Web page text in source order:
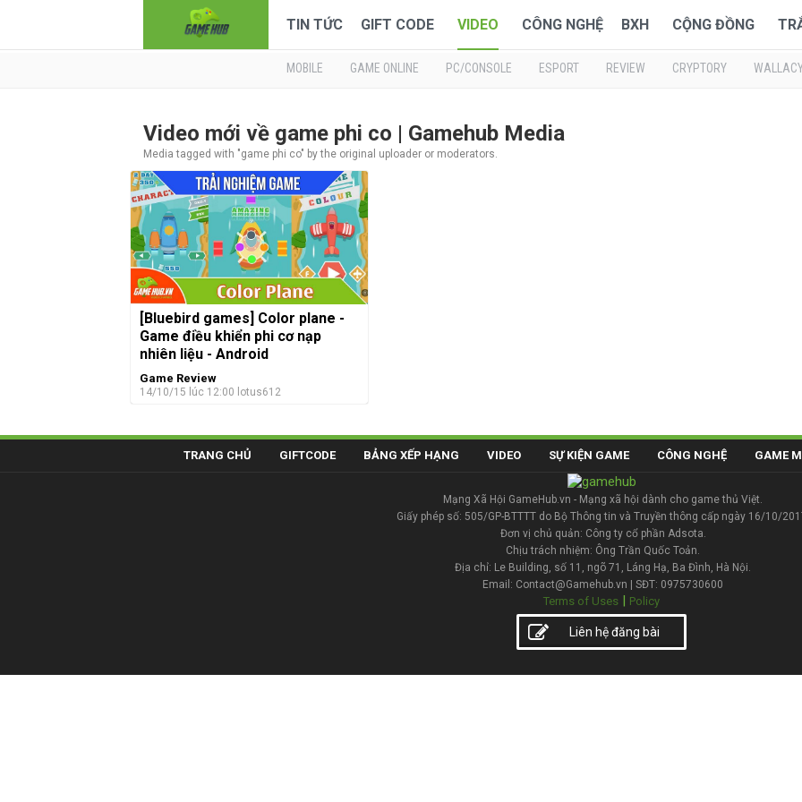
TIN TỨC GIFT CODE VIDEO CÔNG NGHỆ BXH CỘNG ĐỒNG
MOBILE GAME ONLINE PC/CONSOLE ESPORT REVIEW CRYPTORY
Video mới về game phi co | Gamehub Media
Media tagged with "game phi co" by the original uploader or moderators.
[Bluebird games] Color plane -
Game điều khiển phi cơ nạp
nhiên liệu - Android
Game Review
14/10/15 lúc 12:00 lotus612
TRANG CHỦ GIFTCODE BẢNG XẾP HẠNG VIDEO SỰ KIỆN GAME CÔNG NGHỆ GAME
Mạng Xã Hội GameHub.vn - Mạng xã hội dành cho game thủ Việt.
Giấy phép số: 505/GP-BTTTT do Bộ Thông tin và Truyền thông cấp ngày 16/10/
Đơn vị chủ quản: Công ty cổ phần Adsota.
Chịu trách nhiệm: Ông Trần Quốc Toản.
Địa chỉ: Le Building, số 11, ngõ 71, Láng Hạ, Ba Đình, Hà Nội.
Email: Contact@Gamehub.vn | SĐT: 0975730600
Terms of Uses | Policy
Liên hệ đăng bài